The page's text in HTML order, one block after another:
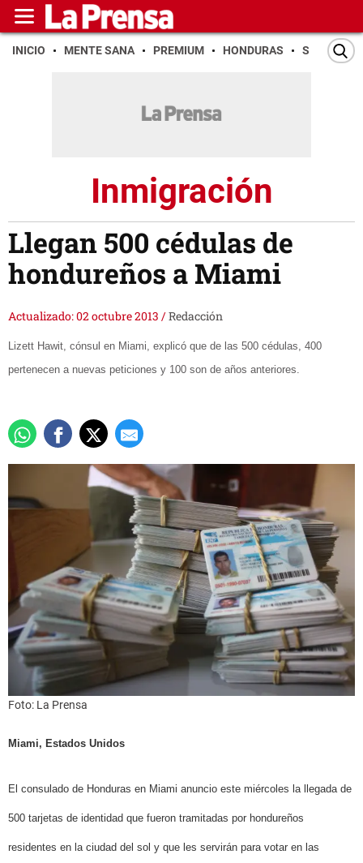
INICIO MENTE SANA PREMIUM HONDURAS SAN PEDRO
Inmigración
Llegan 500 cédulas de
hondureños a Miami
Actualizado: 02 octubre 2013 /Redacción
Lizett Hawit, cónsul en Miami, explicó que de las 500 cédulas, 400
pertenecen a nuevas peticiones y 100 son de años anteriores.
Foto: La Prensa
Miami, Estados Unidos
El consulado de Honduras en Miami anuncio este miércoles la llegada de
500 tarjetas de identidad que fueron tramitadas por hondureños
residentes en la ciudad del sol y que les servirán para votar en las